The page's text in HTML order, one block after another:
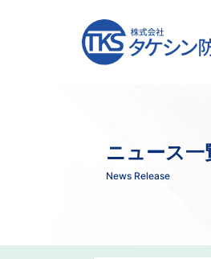
ニュース一
News Release